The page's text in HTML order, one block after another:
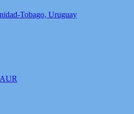
Tobago, Uruguay